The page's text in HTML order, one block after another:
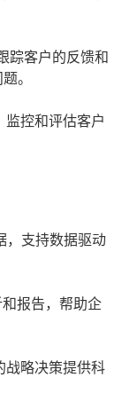
踪客户的反馈和
。
监控和评估客户
，支持数据驱动
报告，帮助企
战略决策提供科